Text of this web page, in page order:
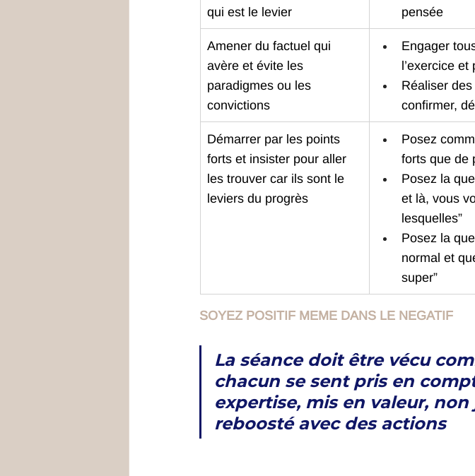
qui est le levier
pensée
Amener du factuel qui
avère et évite les
paradigmes ou les
convictions
Engager
l’exercice
Réaliser
confirmer,
Démarrer par les points
forts et insister pour aller
les trouver car ils sont le
leviers du progrès
Posez
forts que de
Posez la
et là, vous
lesquelles”
Posez la
normal et
super”
SOYEZ POSITIF MEME DANS LE NEGATIF
La séance doit être vécu
chacun se sent pris en
expertise, mis en valeur,
reboosté avec des actions